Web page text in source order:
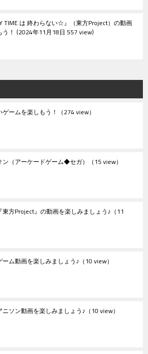
TIME は 終わらない☆』（東方Project）の動画
！ 2024年11月18日 557 view
ームを楽しもう！ （274 view）
（アーケードゲーム◆セガ） （15 view）
東方Project』の動画を楽しみましょう♪ （11
ム動画を楽しみましょう♪ （10 view）
ソン動画を楽しみましょう♪ （10 view）